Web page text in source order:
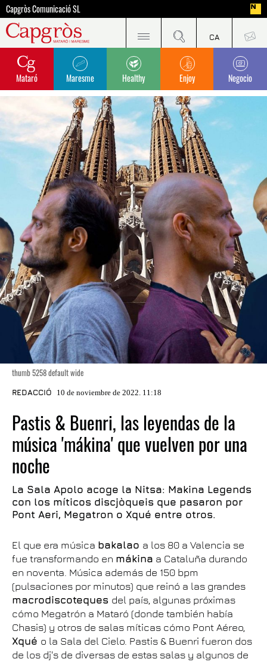
Capgròs Comunicació SL
Mataró Maresme Healthy Enjoy Negocio
thumb 5258 default wide
REDACCIÓ 10 de noviembre de 2022. 11:18
Pastis & Buenri, las leyendas de la
música 'mákina' que vuelven por una
noche
La Sala Apolo acoge la Nitsa: Makina Legends
con los míticos discjòqueis que pasaron por
Pont Aeri, Megatron o Xqué entre otros.
El que era música bakalao a los 80 a Valencia se
fue transformando en mákina a Cataluña durando
en noventa. Música además de 150 bpm
(pulsaciones por minutos) que reinó a las grandes
macrodiscoteques del país, algunas próximas
cómo Megatrón a Mataró (donde también había
Chasis) y otros de salas míticas cómo Pont Aéreo,
Xqué o la Sala del Cielo. Pastis & Buenri fueron dos
de los dj's de diversas de estas salas y algunos de